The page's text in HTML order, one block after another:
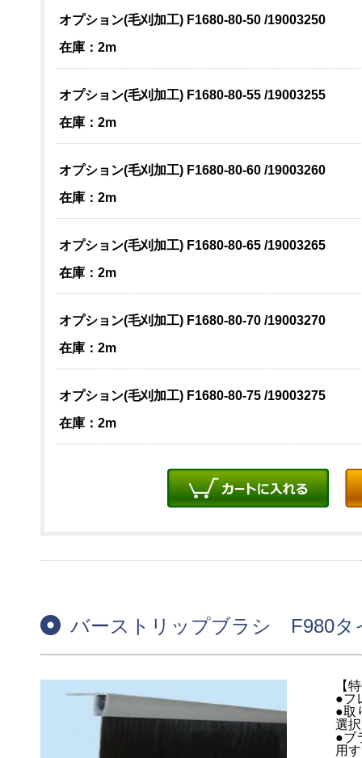
オプション(毛刈加工) F1680-80-50 /19003250
在庫：2m
オプション(毛刈加工) F1680-80-55 /19003255
在庫：2m
オプション(毛刈加工) F1680-80-60 /19003260
在庫：2m
オプション(毛刈加工) F1680-80-65 /19003265
在庫：2m
オプション(毛刈加工) F1680-80-70 /19003270
在庫：2m
オプション(毛刈加工) F1680-80-75 /19003275
在庫：2m
バーストリップブラシ F980タ
【
●フ
●取
選
●ブ
用